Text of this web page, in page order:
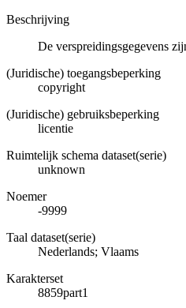
Beschrijving
De verspreidingsgegevens
(Juridische) toegangsbeperking
copyright
(Juridische) gebruiksbeperking
licentie
Ruimtelijk schema dataset(serie)
unknown
Noemer
-9999
Taal dataset(serie)
Nederlands; Vlaams
Karakterset
8859part1